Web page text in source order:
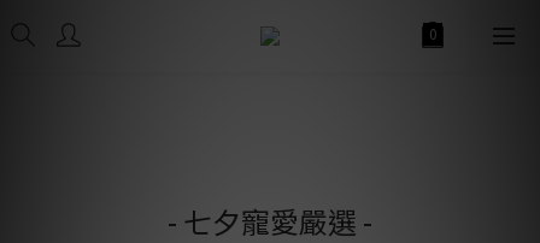
- 七夕寵愛嚴選 -